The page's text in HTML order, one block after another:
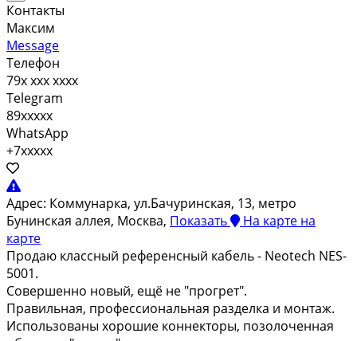
Контакты
Максим
Message
Телефон
79x xxx xxxx
Telegram
89xxxxx
WhatsApp
+7xxxxx
Адрес: Коммунарка, ул.Бачуринская, 13, метро
Бунинская аллея, Москва, Показать На карте на
карте
Продаю классный референсный кабель - Neotech NES-
5001.
Совершенно новый, ещё не "прогрет".
Правильная, профессиональная разделка и монтаж.
Использованы хорошие коннекторы, позолоченная